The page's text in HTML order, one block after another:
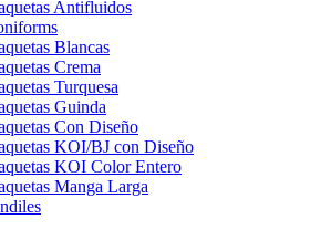
Antifluidos
Blancas
Crema
Turquesa
Guinda
Con Diseño
KOI/BJ con Diseño
KOI Color Entero
Manga Larga